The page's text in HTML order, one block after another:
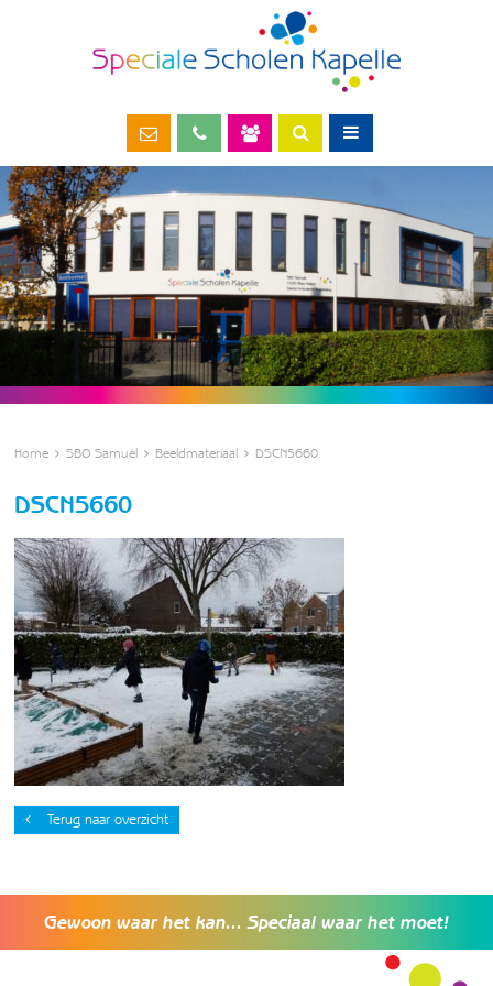
Home SBO Samuël Beeldmateriaal DSCN5660
DSCN5660
Terug naar overzicht
Gewoon waar het kan... Speciaal waar het moet!